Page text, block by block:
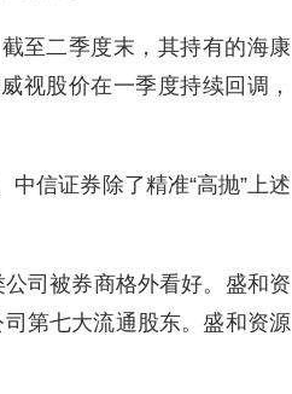
至二季度末，其持有的海康
视股价在一季度持续回调，
中信证券除了精准“高抛”上述
司被券商格外看好。盛和资
第七大流通股东。盛和资源